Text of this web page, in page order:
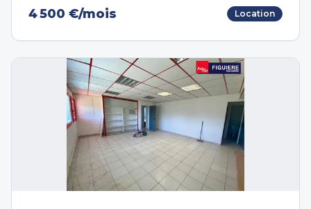
4 500 €/mois Location